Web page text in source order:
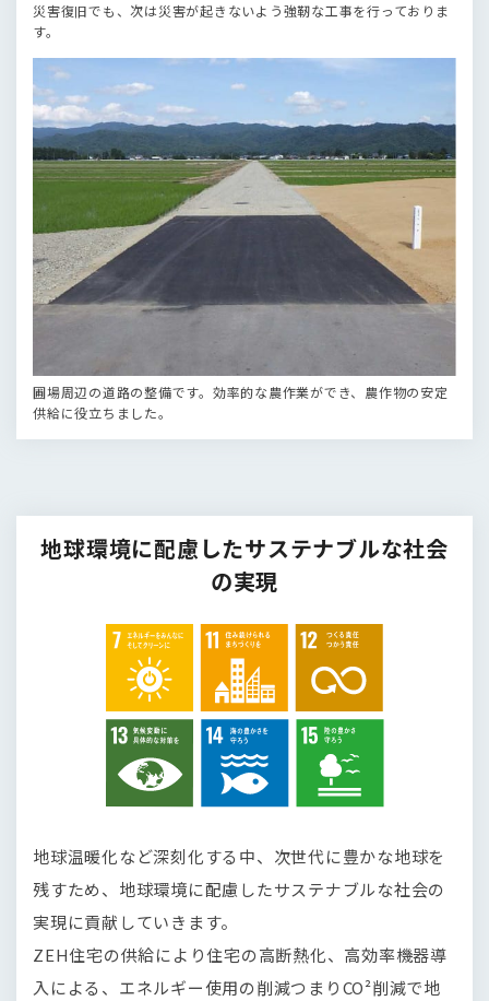
災害復旧でも、次は災害が起きないよう強靭な工事を行っておりま
す。
圃場周辺の道路の整備です。効率的な農作業ができ、農作物の安定
供給に役立ちました。
地球環境に配慮したサステナブルな社会
の実現
地球温暖化など深刻化する中、次世代に豊かな地球を
残すため、地球環境に配慮したサステナブルな社会の
実現に貢献していきます。
ZEH住宅の供給により住宅の高断熱化、高効率機器導
入による、エネルギー使用の削減つまりCO²削減で地